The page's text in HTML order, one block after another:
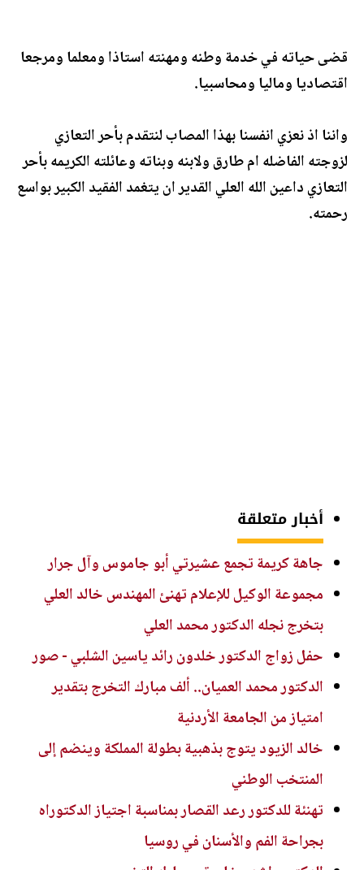
قضى حياته في خدمة وطنه ومهنته استاذا ومعلما ومرجعا
اقتصاديا وماليا ومحاسبيا.
واننا اذ نعزي انفسنا بهذا المصاب لنتقدم بأحر التعازي
لزوجته الفاضله ام طارق ولابنه وبناته وعائلته الكريمه بأحر
التعازي داعين الله العلي القدير ان يتغمد الفقيد الكبير بواسع
رحمته.
أخبار متعلقة
جاهة كريمة تجمع عشيرتي أبو جاموس وآل جرار
مجموعة الوكيل للإعلام تهنئ المهندس خالد العلي
بتخرج نجله الدكتور محمد العلي
حفل زواج الدكتور خلدون رائد ياسين الشلبي - صور
الدكتور محمد العميان.. ألف مبارك التخرج بتقدير
امتياز من الجامعة الأردنية
خالد الزيود يتوج بذهبية بطولة المملكة وينضم إلى
المنتخب الوطني
تهنئة للدكتور رعد القصار بمناسبة اجتياز الدكتوراه
بجراحة الفم والأسنان في روسيا